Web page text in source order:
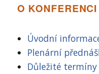
O KONFERENCI
Úvodní
Plenární
Důležité termíny